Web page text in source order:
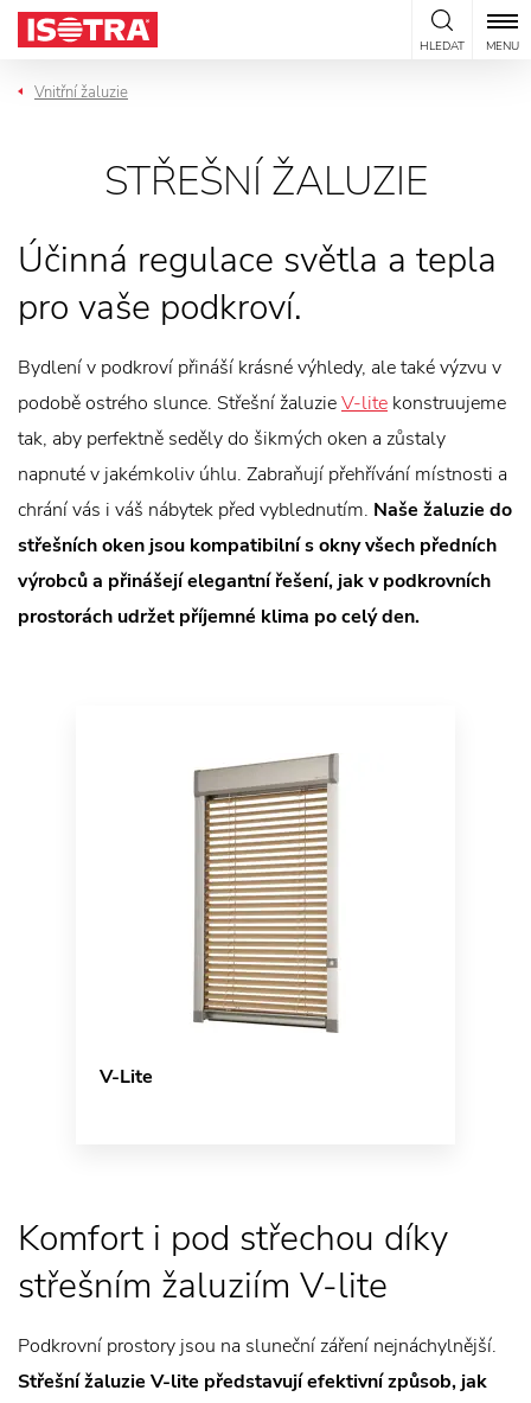
Přeskočit na obsah
HLEDAT MENU
Vnitřní žaluzie
STŘEŠNÍ ŽALUZIE
Účinná regulace světla a tepla
pro vaše podkroví.
Bydlení v podkroví přináší krásné výhledy, ale také výzvu v
podobě ostrého slunce. Střešní žaluzieV-lite konstruujeme
tak, aby perfektně seděly do šikmých oken a zůstaly
napnuté v jakémkoliv úhlu. Zabraňují přehřívání místnosti a
chrání vás i váš nábytek před vyblednutím. Naše žaluzie do
střešních oken jsou kompatibilní s okny všech předních
výrobců a přinášejí elegantní řešení, jak v podkrovních
prostorách udržet příjemné klima po celý den.
V-Lite
Komfort i pod střechou díky
střešním žaluziím V-lite
Podkrovní prostory jsou na sluneční záření nejnáchylnější.
Střešní žaluzie V-lite představují efektivní způsob, jak